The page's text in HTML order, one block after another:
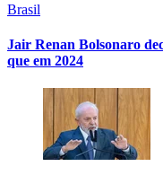
Brasil
Jair Renan Bolsonaro
que em 2024